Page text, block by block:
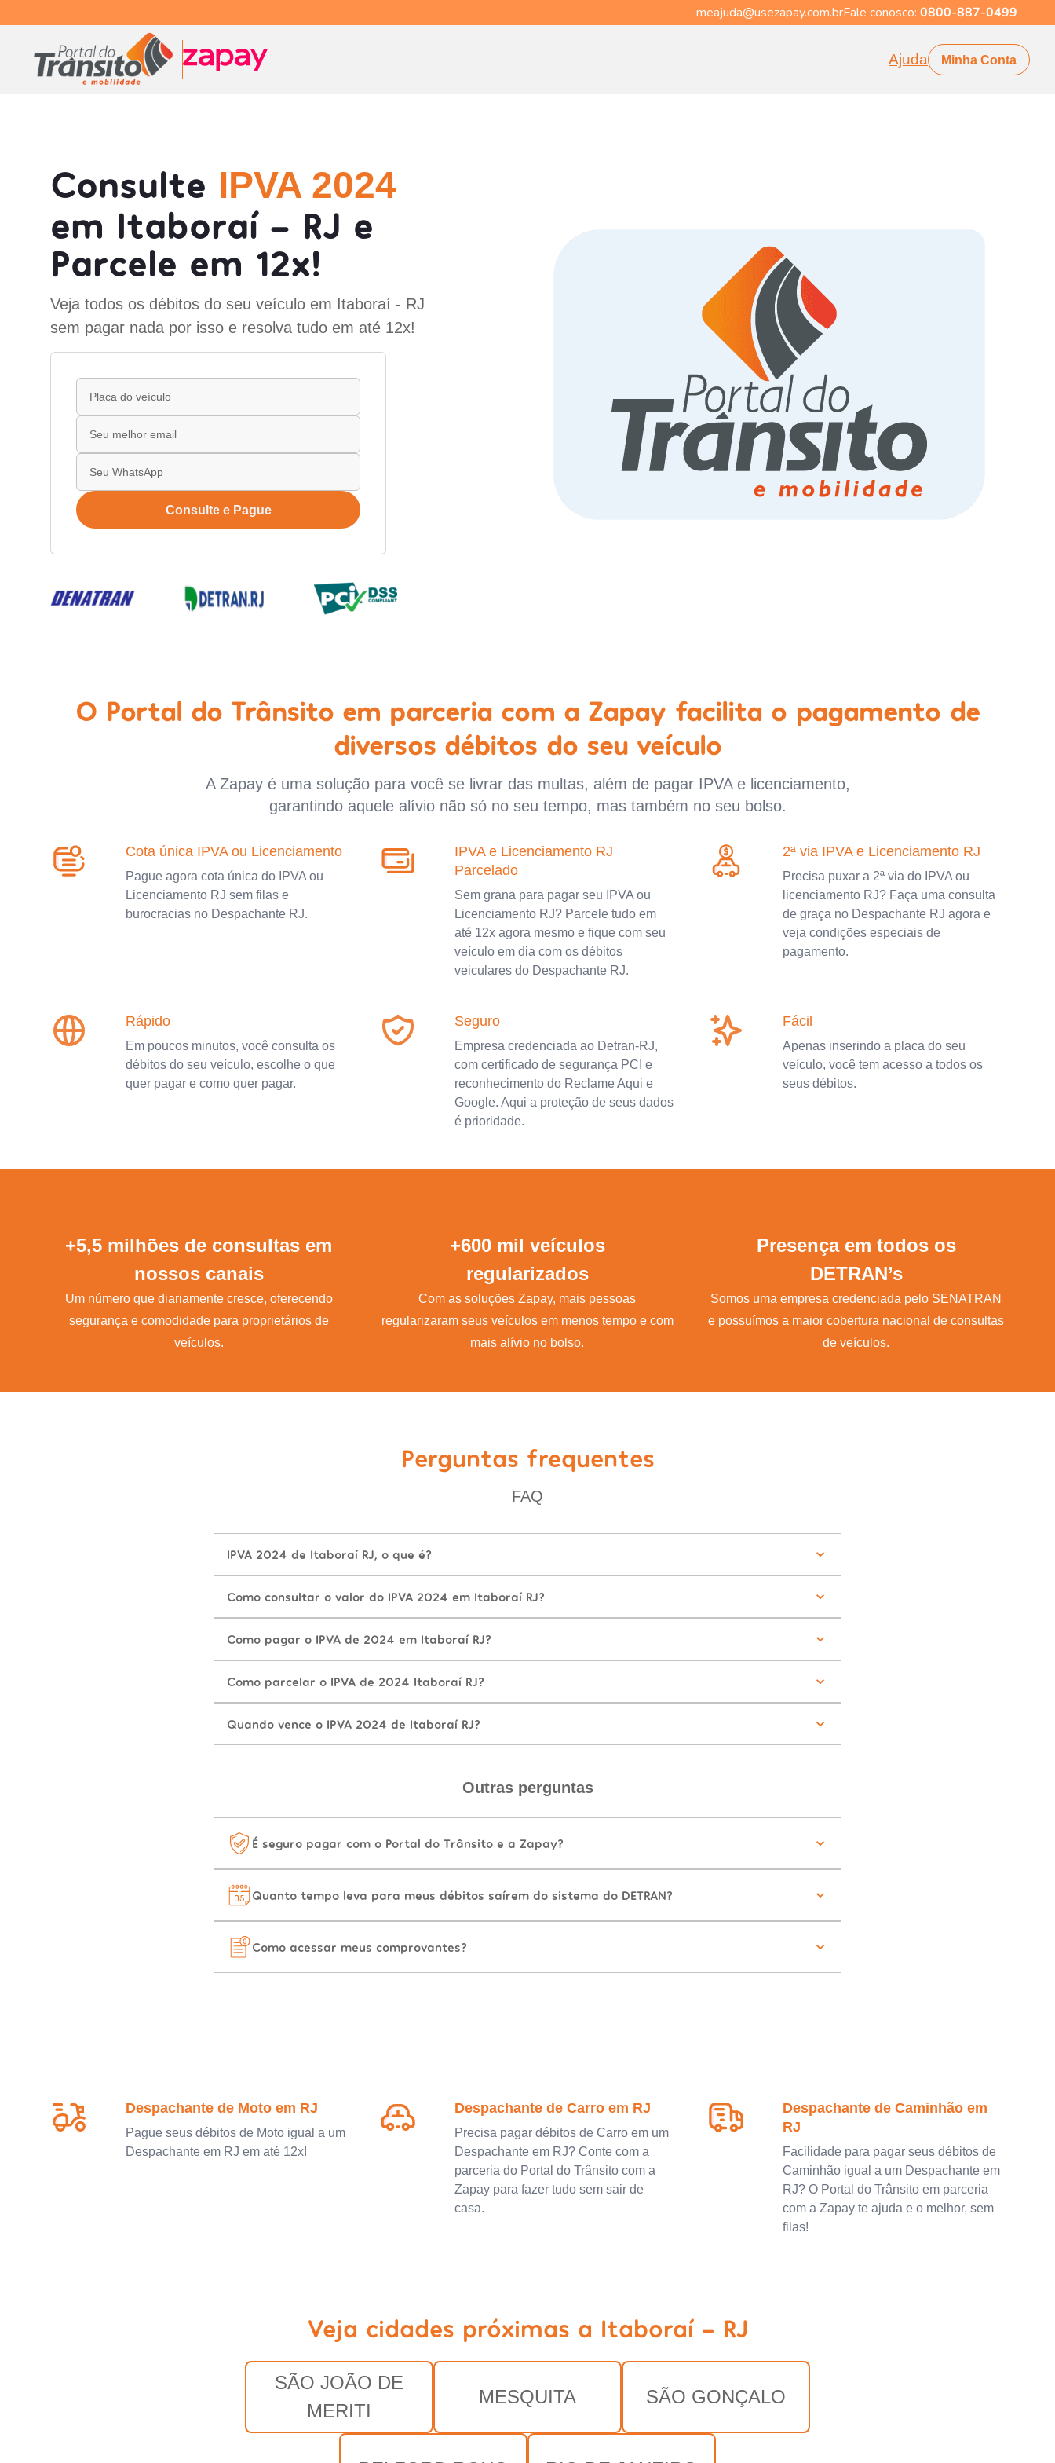
meajuda@usezapay.com.brFale conosco: 0800-887-0499
Ajuda Minha Conta
Consulte IPVA 2024
em Itaboraí - RJ e
Parcele em 12x!
Veja todos os débitos do seu veículo em Itaboraí - RJ
sem pagar nada por isso e resolva tudo em até 12x!
Consulte e Pague
O Portal do Trânsito em parceria com a Zapay facilita o pagamento de
diversos débitos do seu veículo
A Zapay é uma solução para você se livrar das multas, além de pagar IPVA e licenciamento,
garantindo aquele alívio não só no seu tempo, mas também no seu bolso.
Cota única IPVA ou Licenciamento
Pague agora cota única do IPVA ou
Licenciamento RJ sem filas e
burocracias no Despachante RJ.
IPVA e Licenciamento RJ
Parcelado
Sem grana para pagar seu IPVA ou
Licenciamento RJ? Parcele tudo em
até 12x agora mesmo e fique com seu
veículo em dia com os débitos
veiculares do Despachante RJ.
2ª via IPVA e Licenciamento RJ
Precisa puxar a 2ª via do IPVA ou
licenciamento RJ? Faça uma consulta
de graça no Despachante RJ agora e
veja condições especiais de
pagamento.
Rápido
Em poucos minutos, você consulta os
débitos do seu veículo, escolhe o que
quer pagar e como quer pagar.
Seguro
Empresa credenciada ao Detran-RJ,
com certificado de segurança PCI e
reconhecimento do Reclame Aqui e
Google. Aqui a proteção de seus dados
é prioridade.
Fácil
Apenas inserindo a placa do seu
veículo, você tem acesso a todos os
seus débitos.
+5,5 milhões de consultas em
nossos canais
Um número que diariamente cresce, oferecendo
segurança e comodidade para proprietários de
veículos.
+600 mil veículos
regularizados
Com as soluções Zapay, mais pessoas
regularizaram seus veículos em menos tempo e com
mais alívio no bolso.
Presença em todos os
DETRAN’s
Somos uma empresa credenciada pelo SENATRAN
e possuímos a maior cobertura nacional de consultas
de veículos.
Perguntas frequentes
FAQ
IPVA 2024 de Itaboraí RJ, o que é?
Como consultar o valor do IPVA 2024 em Itaboraí RJ?
Como pagar o IPVA de 2024 em Itaboraí RJ?
Como parcelar o IPVA de 2024 Itaboraí RJ?
Quando vence o IPVA 2024 de Itaboraí RJ?
Outras perguntas
É seguro pagar com o Portal do Trânsito e a Zapay?
Quanto tempo leva para meus débitos saírem do sistema do DETRAN?
Como acessar meus comprovantes?
Despachante de Moto em RJ
Pague seus débitos de Moto igual a um
Despachante em RJ em até 12x!
Despachante de Carro em RJ
Precisa pagar débitos de Carro em um
Despachante em RJ? Conte com a
parceria do Portal do Trânsito com a
Zapay para fazer tudo sem sair de
casa.
Despachante de Caminhão em
RJ
Facilidade para pagar seus débitos de
Caminhão igual a um Despachante em
RJ? O Portal do Trânsito em parceria
com a Zapay te ajuda e o melhor, sem
filas!
Veja cidades próximas a Itaboraí - RJ
SÃO JOÃO DE
MERITI
MESQUITA SÃO GONÇALO